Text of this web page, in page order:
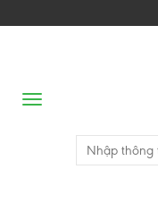
Menu